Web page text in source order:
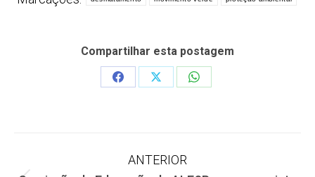
Compartilhar esta postagem
Share
Share
Share
Navegação
ANTERIOR